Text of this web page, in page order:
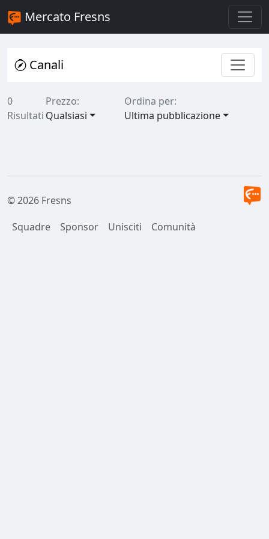
Mercato Fresns
Canali
0
Risultati
Prezzo:
Qualsiasi
Ordina per:
Ultima pubblicazione
© 2026 Fresns
Squadre
Sponsor Unisciti Comunità